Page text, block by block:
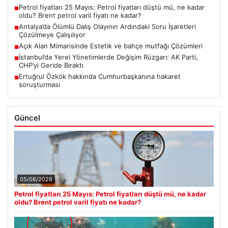
■Petrol fiyatları 25 Mayıs: Petrol fiyatları düştü mü, ne kadar
oldu? Brent petrol varil fiyatı ne kadar?
■Antalya’da Ölümlü Dalış Olayının Ardındaki Soru İşaretleri
Çözülmeye Çalışılıyor
■Açık Alan Mimarisinde Estetik ve bahçe mutfağı Çözümleri
■İstanbul’da Yerel Yönetimlerde Değişim Rüzgarı: AK Parti,
CHP’yi Geride Bıraktı
■Ertuğrul Özkök hakkında Cumhurbaşkanına hakaret
soruşturması
Güncel
05/08/2026
Petrol fiyatları 25 Mayıs: Petrol fiyatları düştü mü, ne kadar
oldu? Brent petrol varil fiyatı ne kadar?